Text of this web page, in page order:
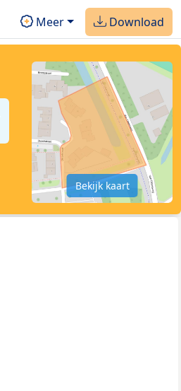
Meer Download
Bekijk kaart